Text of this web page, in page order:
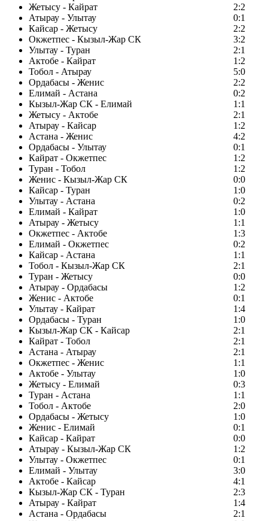
Жетысу - Кайрат
2:2
Атырау - Улытау
0:1
Кайсар - Жетысу
2:2
Окжетпес - Кызыл-Жар СК
3:2
Улытау - Туран
2:1
Актобе - Кайрат
1:2
Тобол - Атырау
5:0
Ордабасы - Женис
2:2
Елимай - Астана
0:2
Кызыл-Жар СК - Елимай
1:1
Жетысу - Актобе
2:1
Атырау - Кайсар
1:2
Астана - Женис
4:2
Ордабасы - Улытау
0:1
Кайрат - Окжетпес
1:2
Туран - Тобол
1:2
Женис - Кызыл-Жар СК
0:0
Кайсар - Туран
1:0
Улытау - Астана
0:2
Елимай - Кайрат
1:0
Атырау - Жетысу
1:1
Окжетпес - Актобе
1:3
Елимай - Окжетпес
0:2
Кайсар - Астана
1:1
Тобол - Кызыл-Жар СК
2:1
Туран - Жетысу
0:0
Атырау - Ордабасы
1:2
Женис - Актобе
0:1
Улытау - Кайрат
1:4
Ордабасы - Туран
1:0
Кызыл-Жар СК - Кайсар
2:1
Кайрат - Тобол
2:1
Астана - Атырау
2:1
Окжетпес - Женис
1:1
Актобе - Улытау
1:0
Жетысу - Елимай
0:3
Туран - Астана
1:1
Тобол - Актобе
2:0
Ордабасы - Жетысу
1:0
Женис - Елимай
0:1
Кайсар - Кайрат
0:0
Атырау - Кызыл-Жар СК
1:2
Улытау - Окжетпес
0:1
Елимай - Улытау
3:0
Актобе - Кайсар
4:1
Кызыл-Жар СК - Туран
2:3
Атырау - Кайрат
1:4
Астана - Ордабасы
2:1